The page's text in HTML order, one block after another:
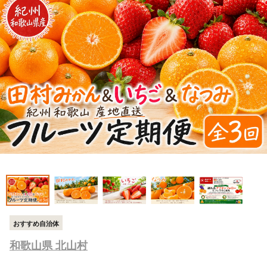
おすすめ自治体
和歌山県 北山村